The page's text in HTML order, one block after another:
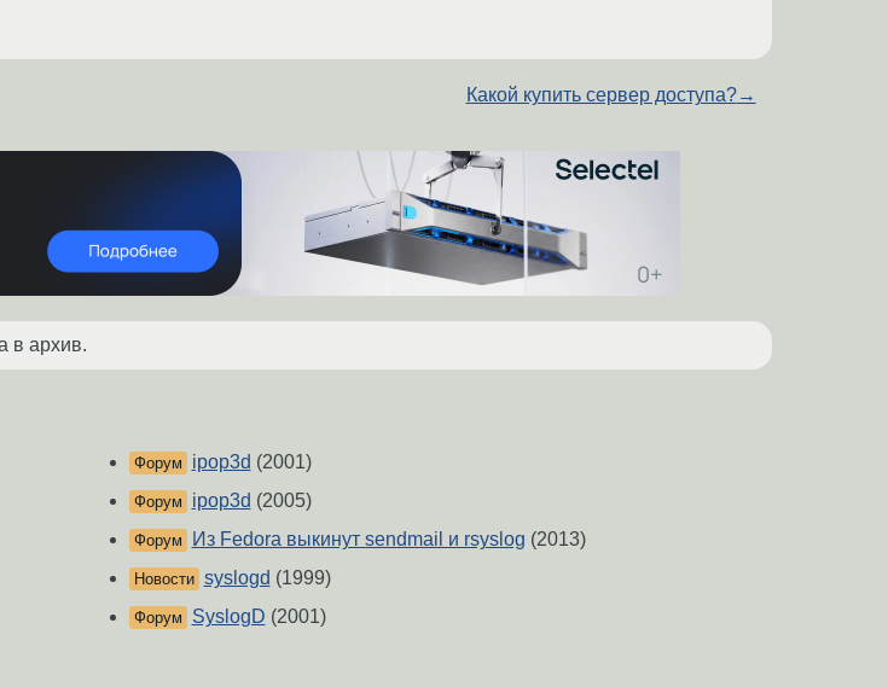
Какой купить сервер доступа?→
в архив.
Форум ipop3d (2001)
Форум ipop3d (2005)
Форум Из Fedora выкинут sendmail и rsyslog (2013)
Новости syslogd (1999)
Форум SyslogD (2001)